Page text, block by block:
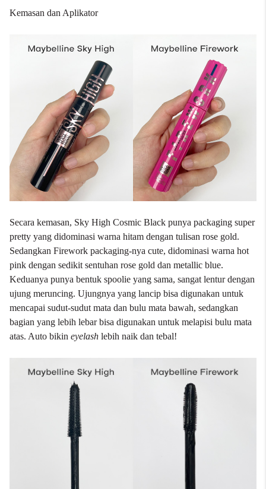
Kemasan dan Aplikator
Secara kemasan, Sky High Cosmic Black punya packaging super
pretty yang didominasi warna hitam dengan tulisan rose gold.
Sedangkan Firework packaging-nya cute, didominasi warna hot
pink dengan sedikit sentuhan rose gold dan metallic blue.
Keduanya punya bentuk spoolie yang sama, sangat lentur dengan
ujung meruncing. Ujungnya yang lancip bisa digunakan untuk
mencapai sudut-sudut mata dan bulu mata bawah, sedangkan
bagian yang lebih lebar bisa digunakan untuk melapisi bulu mata
atas. Auto bikin eyelash lebih naik dan tebal!